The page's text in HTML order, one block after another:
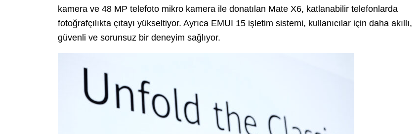
kamera ve 48 MP telefoto mikro kamera ile donatılan Mate X6, katlanabilir telefonlarda
fotoğrafçılıkta çıtayı yükseltiyor. Ayrıca EMUI 15 işletim sistemi, kullanıcılar için daha akıllı,
güvenli ve sorunsuz bir deneyim sağlıyor.